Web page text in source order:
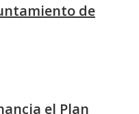
de
el Plan